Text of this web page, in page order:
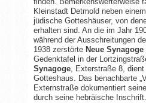
Kleinstadt Detmold neben
jüdische Gotteshäuser, von
erhalten sind. An die im Jahr
während der Ausschreitungen
1938 zerstörte Neue Synagoge
Gedenktafel in der
Synagoge, Exterstraße 8, dient
Gotteshaus. Das benachbarte
Externstraße dokumentiert
durch seine hebräische Inschrift.